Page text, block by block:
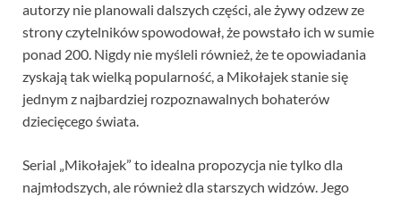
autorzy nie planowali dalszych części, ale żywy odzew ze
strony czytelników spowodował, że powstało ich w sumie
ponad 200. Nigdy nie myśleli również, że te opowiadania
zyskają tak wielką popularność, a Mikołajek stanie się
jednym z najbardziej rozpoznawalnych bohaterów
dziecięcego świata.
Serial „Mikołajek” to idealna propozycja nie tylko dla
najmłodszych, ale również dla starszych widzów. Jego